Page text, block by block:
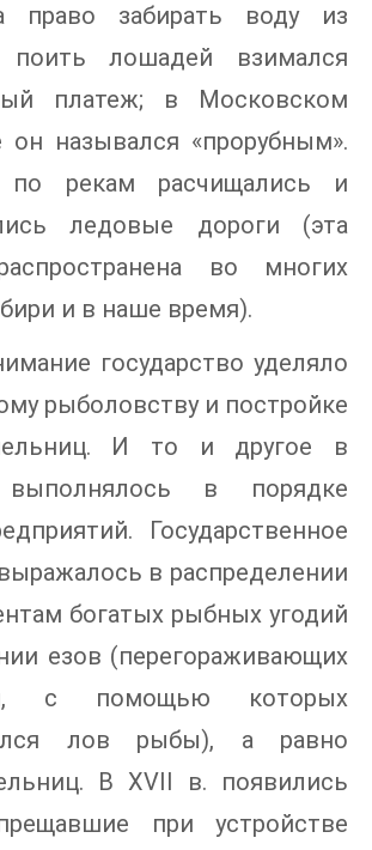
право забирать воду из
лошадей взимался
платеж; в Московском
он назывался «прорубным».
рекам расчищались и
ледовые дороги (эта
во многих
и в наше время).
государство уделяло
рыболовству и постройке
И то и другое в
в порядке
Государственное
в распределении
богатых рыбных угодий
езов (перегораживающих
с помощью которых
лов рыбы), а равно
В XVII в. появились
при устройстве